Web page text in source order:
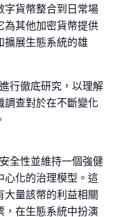
字貨幣整合到日常場
為其他加密貨幣提供
擴展生態系統的雄
行徹底研究，以理解
調查對於在不斷變化
全性並維持一個強健
心化的治理模型。這
量該幣的利益相關
，在生態系統中扮演